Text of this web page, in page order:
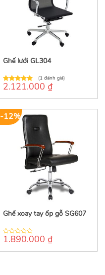
Ghế lưới GL304
5.00
out of
(1 đánh giá)
2.121.000 ₫
-12%
Ghế xoay tay ốp gỗ SG607
0
of
1.890.000 ₫